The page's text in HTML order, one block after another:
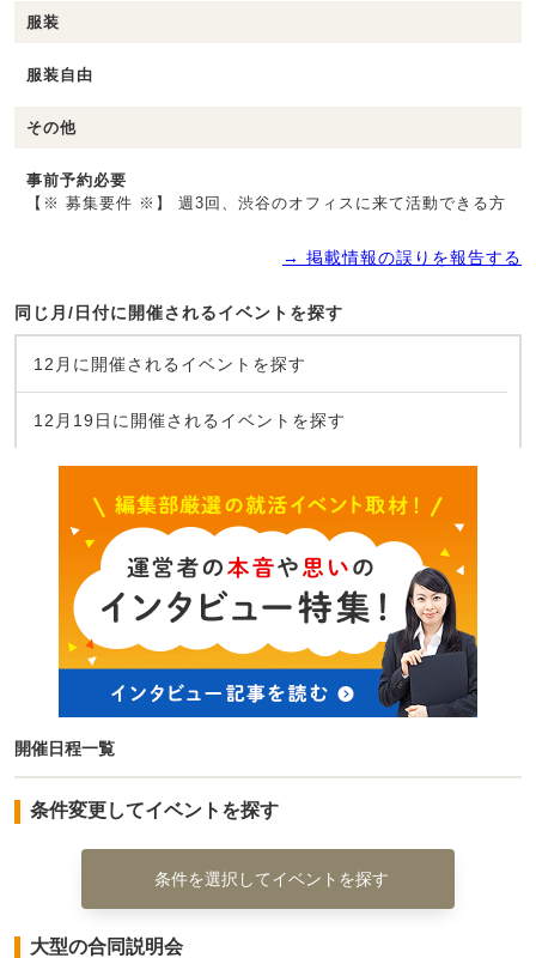
服装
服装自由
その他
事前予約必要
【※ 募集要件 ※】 週3回、渋谷のオフィスに来て活動できる方
→ 掲載情報の誤りを報告する
同じ月/日付に開催されるイベントを探す
12月に開催されるイベントを探す
12月19日に開催されるイベントを探す
開催日程一覧
条件変更してイベントを探す
条件を選択してイベントを探す
大型の合同説明会